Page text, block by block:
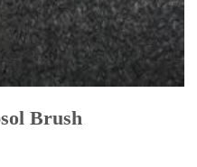
Brush